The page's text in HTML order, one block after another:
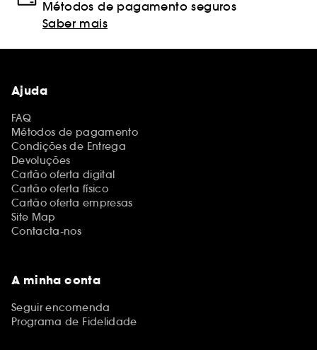
Métodos de pagamento seguros
Saber mais
Ajuda
FAQ
Métodos de pagamento
Condições de Entrega
Devoluções
Cartão oferta digital
Cartão oferta físico
Cartão oferta empresas
Site Map
Contacta-nos
A minha conta
Seguir encomenda
Programa de Fidelidade